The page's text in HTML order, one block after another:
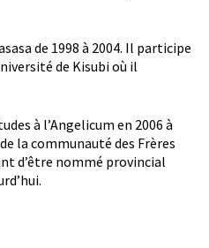
de 1998 à 2004. Il participe
de Kisubi où il
à l’Angelicum en 2006 à
la communauté des Frères
d’être nommé provincial